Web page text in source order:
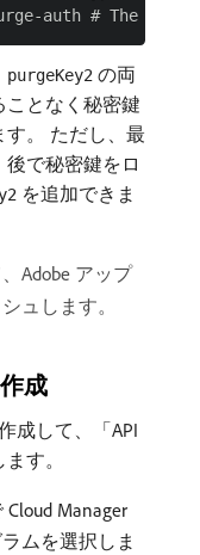
purgeKey2 の両
となく秘密鍵
。 ただし、最
で秘密鍵をロ
を追加できま
Adobe アップ
ュします。
成
成して、「API
す。
Cloud Manager
ムを選択しま